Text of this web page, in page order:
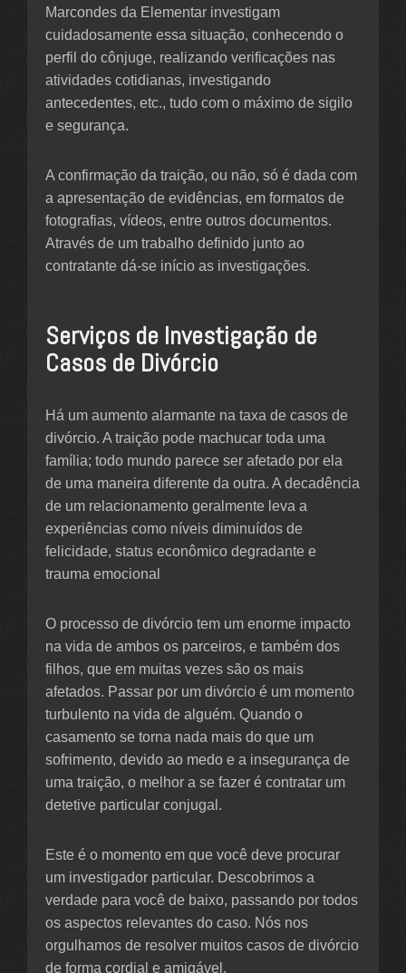
Marcondes da Elementar investigam
cuidadosamente essa situação, conhecendo o
perfil do cônjuge, realizando verificações nas
atividades cotidianas, investigando
antecedentes, etc., tudo com o máximo de sigilo
e segurança.
A confirmação da traição, ou não, só é dada com
a apresentação de evidências, em formatos de
fotografias, vídeos, entre outros documentos.
Através de um trabalho definido junto ao
contratante dá-se início as investigações.
Serviços de Investigação de
Casos de Divórcio
Há um aumento alarmante na taxa de casos de
divórcio. A traição pode machucar toda uma
família; todo mundo parece ser afetado por ela
de uma maneira diferente da outra. A decadência
de um relacionamento geralmente leva a
experiências como níveis diminuídos de
felicidade, status econômico degradante e
trauma emocional
O processo de divórcio tem um enorme impacto
na vida de ambos os parceiros, e também dos
filhos, que em muitas vezes são os mais
afetados. Passar por um divórcio é um momento
turbulento na vida de alguém. Quando o
casamento se torna nada mais do que um
sofrimento, devido ao medo e a insegurança de
uma traição, o melhor a se fazer é contratar um
detetive particular conjugal.
Este é o momento em que você deve procurar
um investigador particular. Descobrimos a
verdade para você de baixo, passando por todos
os aspectos relevantes do caso. Nós nos
orgulhamos de resolver muitos casos de divórcio
de forma cordial e amigável.